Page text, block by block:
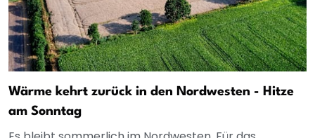
Wärme kehrt zurück in den Nordwesten - Hitze
am Sonntag